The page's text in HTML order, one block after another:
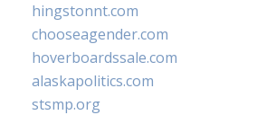
hingstonnt.com
chooseagender.com
hoverboardssale.com
alaskapolitics.com
stsmp.org